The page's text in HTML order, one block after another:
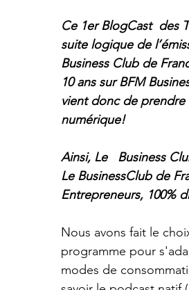
Ce 1er BlogCast  des
suite logique de
Business Club de
10 ans sur BFM
vient donc de
numérique!
Ainsi, Le   Business
Le BusinessClub de
Entrepreneurs, 100%
Nous avons fait le
programme pour
modes de